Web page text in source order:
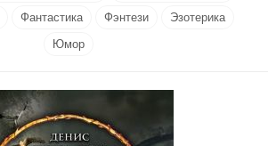
Фантастика Фэнтези
Эзотерика
Юмор